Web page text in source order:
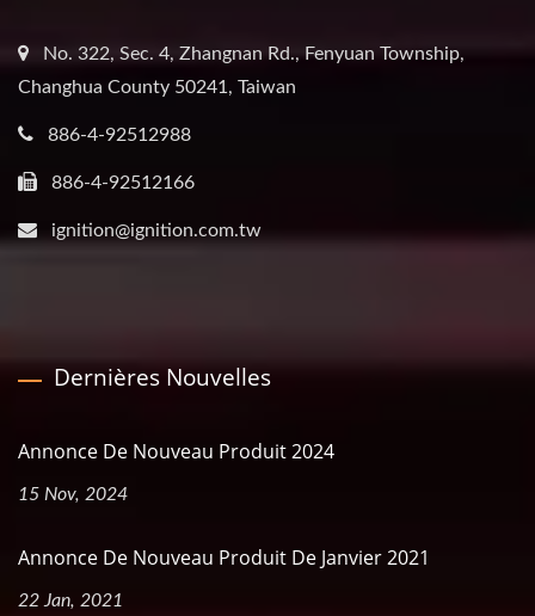
No. 322, Sec. 4, Zhangnan Rd., Fenyuan Township,
Changhua County 50241, Taiwan
886-4-92512988
886-4-92512166
ignition@ignition.com.tw
Dernières Nouvelles
Annonce De Nouveau Produit 2024
15 Nov, 2024
Annonce De Nouveau Produit De Janvier 2021
22 Jan, 2021